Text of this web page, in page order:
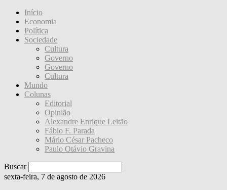
Início
Economia
Política
Sociedade
Cultura
Governo
Governo
Cultura
Mundo
Colunas
Editorial
Opinião
Alexandre Enrique Leitão
Fábio F. Parada
Mário César Pacheco
Paulo Otávio Gravina
Buscar
sexta-feira, 7 de agosto de 2026